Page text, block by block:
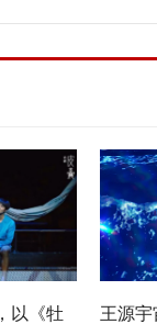
以《牡 王源